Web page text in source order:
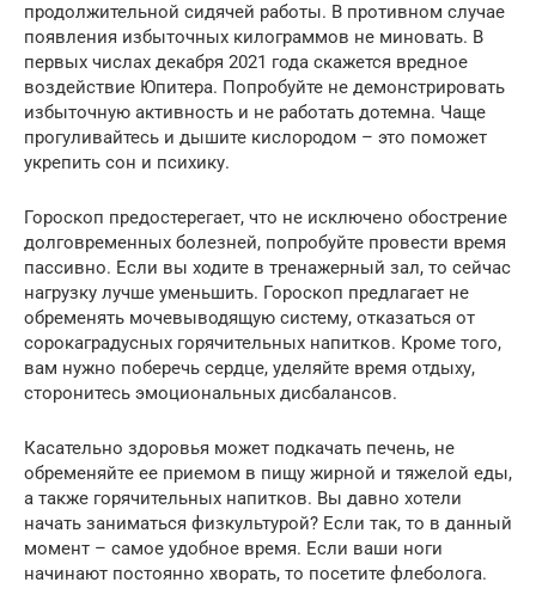
продолжительной сидячей работы. В противном случае
появления избыточных килограммов не миновать. В
первых числах декабря 2021 года скажется вредное
воздействие Юпитера. Попробуйте не демонстрировать
избыточную активность и не работать дотемна. Чаще
прогуливайтесь и дышите кислородом – это поможет
укрепить сон и психику.
Гороскоп предостерегает, что не исключено обострение
долговременных болезней, попробуйте провести время
пассивно. Если вы ходите в тренажерный зал, то сейчас
нагрузку лучше уменьшить. Гороскоп предлагает не
обременять мочевыводящую систему, отказаться от
сорокаградусных горячительных напитков. Кроме того,
вам нужно поберечь сердце, уделяйте время отдыху,
сторонитесь эмоциональных дисбалансов.
Касательно здоровья может подкачать печень, не
обременяйте ее приемом в пищу жирной и тяжелой еды,
а также горячительных напитков. Вы давно хотели
начать заниматься физкультурой? Если так, то в данный
момент – самое удобное время. Если ваши ноги
начинают постоянно хворать, то посетите флеболога.